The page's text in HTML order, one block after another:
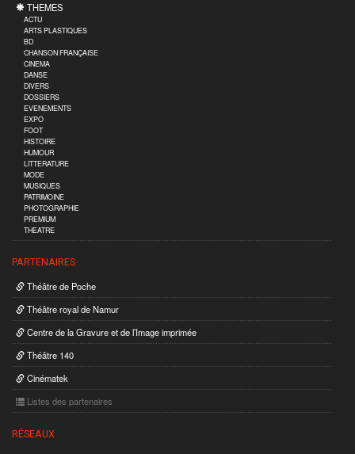
THEMES
ACTU
ARTS PLASTIQUES
BD
CHANSON FRANÇAISE
CINEMA
DANSE
DIVERS
DOSSIERS
EVENEMENTS
EXPO
FOOT
HISTOIRE
HUMOUR
LITTERATURE
MODE
MUSIQUES
PATRIMOINE
PHOTOGRAPHIE
PREMIUM
THEATRE
PARTENAIRES
Théâtre de Poche
Théâtre royal de Namur
Centre de la Gravure et de l’Image imprimée
Théâtre 140
Cinématek
Listes des partenaires
RÉSEAUX